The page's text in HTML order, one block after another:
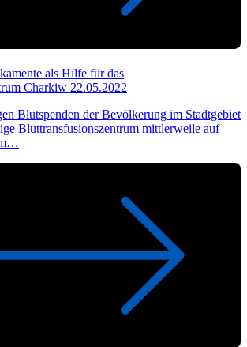
als Hilfe für das
Charkiw 22.05.2022
Blutspenden der Bevölkerung im Stadtgebiet
Bluttransfusionszentrum mittlerweile auf